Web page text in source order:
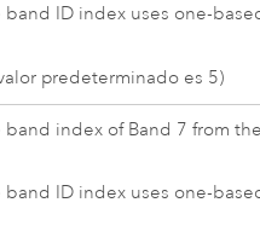
band ID index uses one-
predeterminado es 5)
band index of Band 7 from
band ID index uses one-